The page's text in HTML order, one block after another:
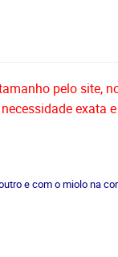
pelo site,
exata
e com o miolo na